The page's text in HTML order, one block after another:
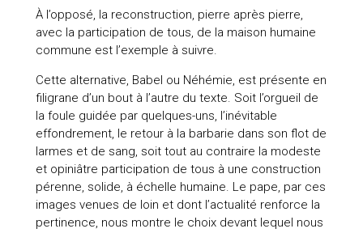
À l’opposé, la reconstruction, pierre après pierre,
avec la participation de tous, de la maison humaine
commune est l’exemple à suivre.
Cette alternative, Babel ou Néhémie, est présente en
filigrane d’un bout à l’autre du texte. Soit l’orgueil de
la foule guidée par quelques-uns, l’inévitable
effondrement, le retour à la barbarie dans son flot de
larmes et de sang, soit tout au contraire la modeste
et opiniâtre participation de tous à une construction
pérenne, solide, à échelle humaine. Le pape, par ces
images venues de loin et dont l’actualité renforce la
pertinence, nous montre le choix devant lequel nous